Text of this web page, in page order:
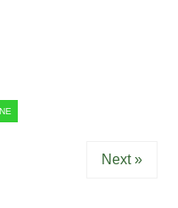
Next »